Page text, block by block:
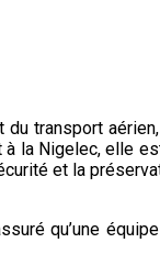
transport
la Nigelec, elle
et la
qu’une